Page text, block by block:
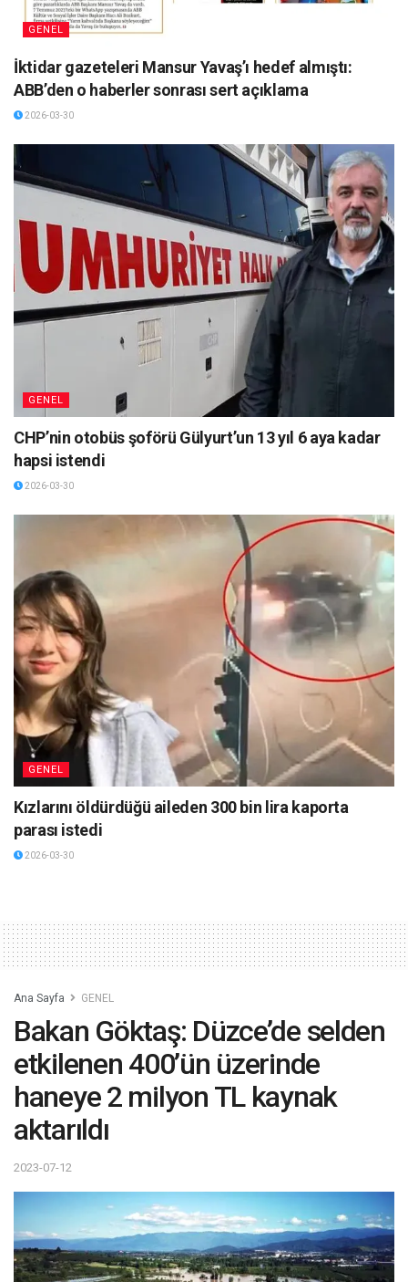
GENEL
İktidar gazeteleri Mansur Yavaş’ı hedef almıştı:
ABB’den o haberler sonrası sert açıklama
2026-03-30
GENEL
CHP’nin otobüs şoförü Gülyurt’un 13 yıl 6 aya kadar
hapsi istendi
2026-03-30
GENEL
Kızlarını öldürdüğü aileden 300 bin lira kaporta
parası istedi
2026-03-30
Ana Sayfa GENEL
Bakan Göktaş: Düzce’de selden
etkilenen 400’ün üzerinde
haneye 2 milyon TL kaynak
aktarıldı
2023-07-12